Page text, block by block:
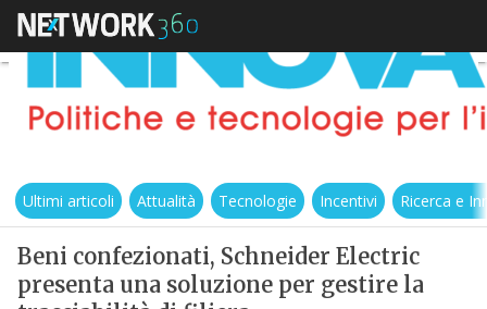
Ultimi articoli Attualità Tecnologie Incentivi Ricerca e
Beni confezionati, Schneider Electric
presenta una soluzione per gestire la